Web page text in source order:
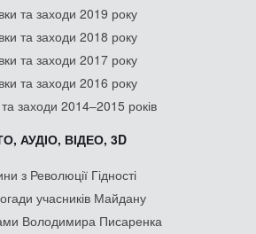
та заходи 2019 року
та заходи 2018 року
та заходи 2017 року
та заходи 2016 року
заходи 2014–2015 років
АУДІО, ВІДЕО, 3D
з Революції Гідності
учасників Майдану
Володимира Писаренка